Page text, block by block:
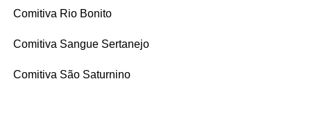
Comitiva Rio Bonito
Comitiva Sangue Sertanejo
Comitiva São Saturnino